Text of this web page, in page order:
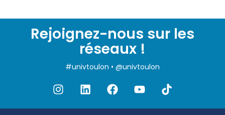
Rejoignez-nous sur les
réseaux !
#univtoulon • @univtoulon